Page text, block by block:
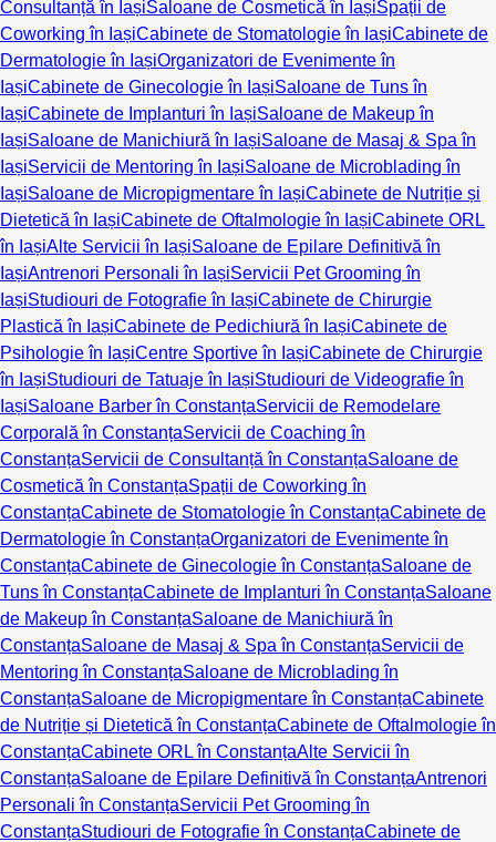
Consultanță în IașiSaloane de Cosmetică în IașiSpații de
Coworking în IașiCabinete de Stomatologie în IașiCabinete de
Dermatologie în IașiOrganizatori de Evenimente în
IașiCabinete de Ginecologie în IașiSaloane de Tuns în
IașiCabinete de Implanturi în IașiSaloane de Makeup în
IașiSaloane de Manichiură în IașiSaloane de Masaj & Spa în
IașiServicii de Mentoring în IașiSaloane de Microblading în
IașiSaloane de Micropigmentare în IașiCabinete de Nutriție și
Dietetică în IașiCabinete de Oftalmologie în IașiCabinete ORL
în IașiAlte Servicii în IașiSaloane de Epilare Definitivă în
IașiAntrenori Personali în IașiServicii Pet Grooming în
IașiStudiouri de Fotografie în IașiCabinete de Chirurgie
Plastică în IașiCabinete de Pedichiură în IașiCabinete de
Psihologie în IașiCentre Sportive în IașiCabinete de Chirurgie
în IașiStudiouri de Tatuaje în IașiStudiouri de Videografie în
IașiSaloane Barber în ConstanțaServicii de Remodelare
Corporală în ConstanțaServicii de Coaching în
ConstanțaServicii de Consultanță în ConstanțaSaloane de
Cosmetică în ConstanțaSpații de Coworking în
ConstanțaCabinete de Stomatologie în ConstanțaCabinete de
Dermatologie în ConstanțaOrganizatori de Evenimente în
ConstanțaCabinete de Ginecologie în ConstanțaSaloane de
Tuns în ConstanțaCabinete de Implanturi în ConstanțaSaloane
de Makeup în ConstanțaSaloane de Manichiură în
ConstanțaSaloane de Masaj & Spa în ConstanțaServicii de
Mentoring în ConstanțaSaloane de Microblading în
ConstanțaSaloane de Micropigmentare în ConstanțaCabinete
de Nutriție și Dietetică în ConstanțaCabinete de Oftalmologie în
ConstanțaCabinete ORL în ConstanțaAlte Servicii în
ConstanțaSaloane de Epilare Definitivă în ConstanțaAntrenori
Personali în ConstanțaServicii Pet Grooming în
ConstanțaStudiouri de Fotografie în ConstanțaCabinete de